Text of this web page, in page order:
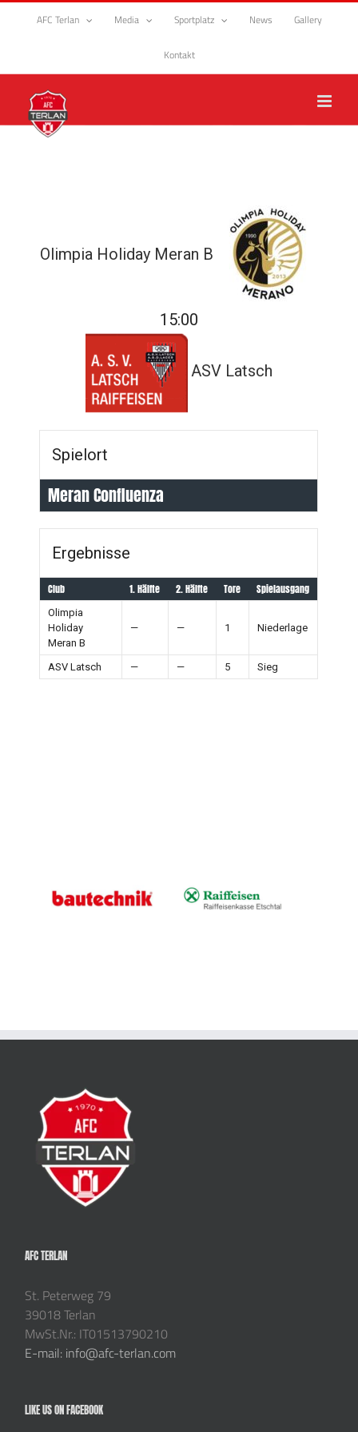
Zum
AFC Terlan Media Sportplatz News Gallery
Kontakt
Olimpia Holiday Meran B
15:00
ASV Latsch
Spielort
Meran Confluenza
Ergebnisse
Club 1. Hälfte 2. Hälfte Tore Spielausgang
Olimpia
Holiday
Meran B
— — 1 Niederlage
ASV Latsch — — 5 Sieg
AFC TERLAN
St. Peterweg 79
39018 Terlan
MwSt.Nr.: IT01513790210
E-mail: info@afc-terlan.com
LIKE US ON FACEBOOK